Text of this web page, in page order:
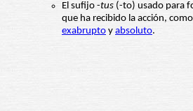
El sufijo -tus (-to) usado para
que ha recibido la acción,
exabrupto y absoluto.